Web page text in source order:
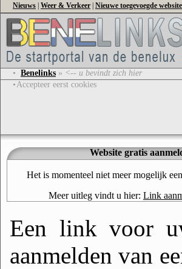
Nieuws Weer & Verkeer Nieuwe toegevoegde
• Benelinks » <-- u bevindt zich hier
•Accepteer eerst cookies
Website gratis
Het is momenteel niet meer mogelijk
Meer uitleg vindt u hier: Link
Een link voor
aanmelden van